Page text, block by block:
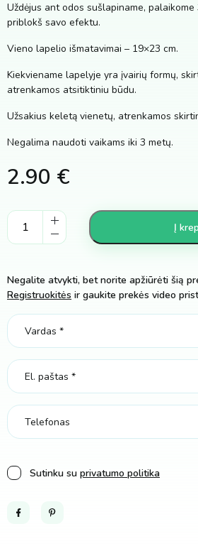
Uždėjus ant odos sušlapiname, palaikome
priblokš savo efektu.
Vieno lapelio išmatavimai – 19×23 cm.
Kiekviename lapelyje yra įvairių formų,
atrenkamos atsitiktiniu būdu.
Užsakius keletą vienetų, atrenkamos
Negalima naudoti vaikams iki 3 metų.
2.90 €
Tatuiruotės
Helovinui,
kiekis
Į
Negalite atvykti, bet norite apžiūrėti šią
Registruokitės ir gaukite prekės video
Sutinku su privatumo politika
FacebookPinterest